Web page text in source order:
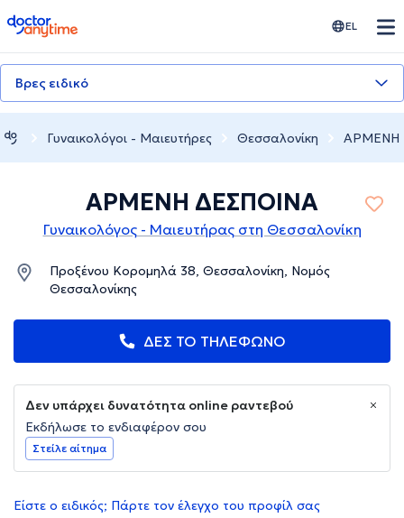
doctoranytime EL
Βρες ειδικό
Γυναικολόγοι - Μαιευτήρες Θεσσαλονίκη ΑΡΜΕΝΗ
ΑΡΜΕΝΗ ΔΕΣΠΟΙΝΑ
Γυναικολόγος - Μαιευτήρας στη Θεσσαλονίκη
Προξένου Κορομηλά 38, Θεσσαλονίκη, Νομός
Θεσσαλονίκης
ΔΕΣ ΤΟ ΤΗΛΕΦΩΝΟ
Δεν υπάρχει δυνατότητα online ραντεβού
Εκδήλωσε το ενδιαφέρον σου
Στείλε αίτημα
Είστε ο ειδικός; Πάρτε τον έλεγχο του προφίλ σας